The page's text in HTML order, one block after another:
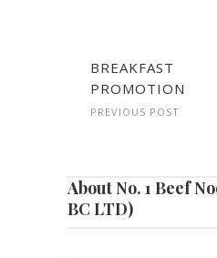
BREAKFAST
PROMOTION
PREVIOUS POST
About No. 1 Beef
BC LTD)